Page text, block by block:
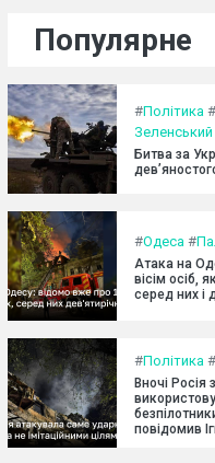
Популярне
#Політика #
Зеленський
Битва за
#Одеса #
Атака на
вісім осіб,
серед них і
#Політика #
Вночі Росія
повідомив